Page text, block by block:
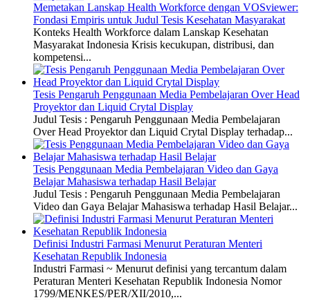
Memetakan Lanskap Health Workforce dengan VOSviewer:
Fondasi Empiris untuk Judul Tesis Kesehatan Masyarakat
Konteks Health Workforce dalam Lanskap Kesehatan
Masyarakat Indonesia Krisis kecukupan, distribusi, dan
kompetensi...
Tesis Pengaruh Penggunaan Media Pembelajaran Over Head
Proyektor dan Liquid Crytal Display
Judul Tesis : Pengaruh Penggunaan Media Pembelajaran
Over Head Proyektor dan Liquid Crytal Display terhadap...
Tesis Penggunaan Media Pembelajaran Video dan Gaya
Belajar Mahasiswa terhadap Hasil Belajar
Judul Tesis : Pengaruh Penggunaan Media Pembelajaran
Video dan Gaya Belajar Mahasiswa terhadap Hasil Belajar...
Definisi Industri Farmasi Menurut Peraturan Menteri
Kesehatan Republik Indonesia
Industri Farmasi ~ Menurut definisi yang tercantum dalam
Peraturan Menteri Kesehatan Republik Indonesia Nomor
1799/MENKES/PER/XII/2010,...